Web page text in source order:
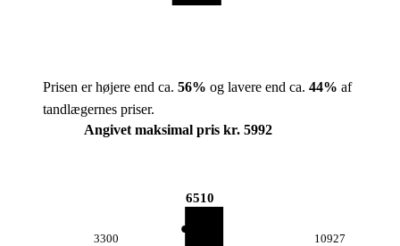
Prisen er højere end ca. 56% og lavere end ca. 44% af
tandlægernes priser.
Angivet maksimal pris kr. 5992
3300
6510
10927